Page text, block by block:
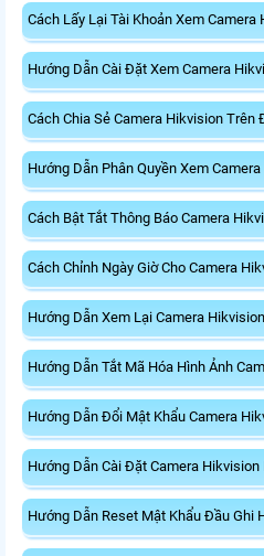
Cách Lấy Lại Tài Khoản Xem
Hướng Dẫn Cài Đặt Xem Camera
Cách Chia Sẻ Camera Hikvision Trên
Hướng Dẫn Phân Quyền Xem
Cách Bật Tắt Thông Báo Camera
Cách Chỉnh Ngày Giờ Cho Camera
Hướng Dẫn Xem Lại Camera Hikvision
Hướng Dẫn Tắt Mã Hóa Hình Ảnh
Hướng Dẫn Đổi Mật Khẩu Camera
Hướng Dẫn Cài Đặt Camera Hikvision
Hướng Dẫn Reset Mật Khẩu Đầu Ghi